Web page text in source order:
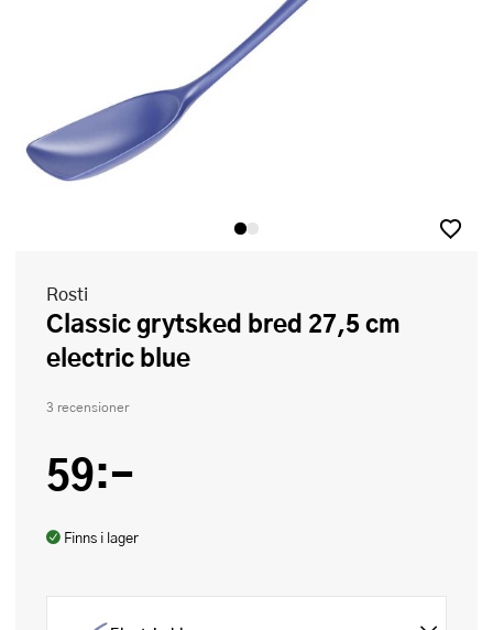
Rosti
Classic grytsked bred 27,5 cm
electric blue
3 recensioner
59:-
Finns i lager